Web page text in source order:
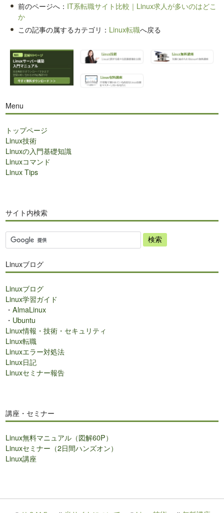
前のページへ： IT系転職サイト比較｜Linux求人が多いのはどこ
か
この記事の属するカテゴリ： Linux転職へ戻る
Menu
トップページ
Linux技術
Linuxの入門基礎知識
Linuxコマンド
Linux Tips
サイト内検索
サ
イ
内
索
Linuxブログ
Linuxブログ
Linux学習ガイド
・AlmaLinux
・ Ubuntu
Linux情報・技術・セキュリティ
Linux転職
Linuxエラー対処法
Linux日記
Linuxセミナー報告
講座・セミナー
Linux無料マニュアル（図解60P）
Linuxセミナー（2日間ハンズオン）
Linux講座